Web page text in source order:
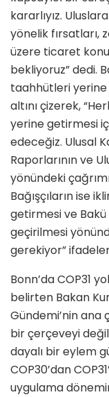
kararlıyız.
yönelik fırsatları,
üzere ticaret
bekliyoruz” dedi.
taahhütleri
altını çizerek,
yerine getirmesi
edeceğiz. Ulusal
Raporlarının ve
yönündeki
Bağışçıların ise
getirmesi ve
geçirilmesi
gerekiyor”
Bonn’da COP31
belirten Bakan
Gündemi’nin ana
bir çerçeveyi
dayalı bir eylem
COP30’dan
uygulama